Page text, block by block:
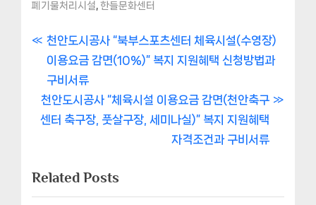
폐기물처리시설 한들문화센터
글
내
비
션
P
r
e
v
i
s
P
천안도시공사 “북부스포츠센터 체육시설(수영장)
이용요금 감면(10%)” 복지 지원혜택 신청방법과
구비서류
N
e
P
o
천안도시공사 “체육시설 이용요금 감면(천안축구
센터 축구장, 풋살구장, 세미나실)” 복지 지원혜택
자격조건과 구비서류
Related Posts